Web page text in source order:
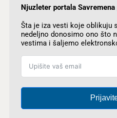
Njuzleter portala
Šta je iza vesti koje oblikuju
nedeljno donosimo ono što
vestima i šaljemo